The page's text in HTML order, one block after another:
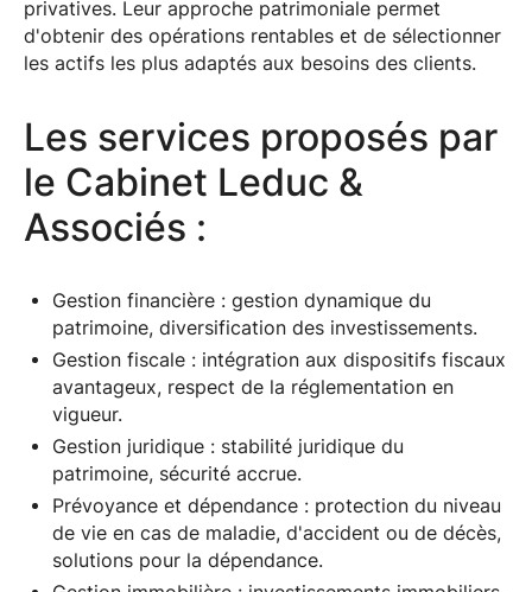
privatives. Leur approche patrimoniale permet
d'obtenir des opérations rentables et de sélectionner
les actifs les plus adaptés aux besoins des clients.
Les services proposés par
le Cabinet Leduc &
Associés :
Gestion financière : gestion dynamique du
patrimoine, diversification des investissements.
Gestion fiscale : intégration aux dispositifs fiscaux
avantageux, respect de la réglementation en
vigueur.
Gestion juridique : stabilité juridique du
patrimoine, sécurité accrue.
Prévoyance et dépendance : protection du niveau
de vie en cas de maladie, d'accident ou de décès,
solutions pour la dépendance.